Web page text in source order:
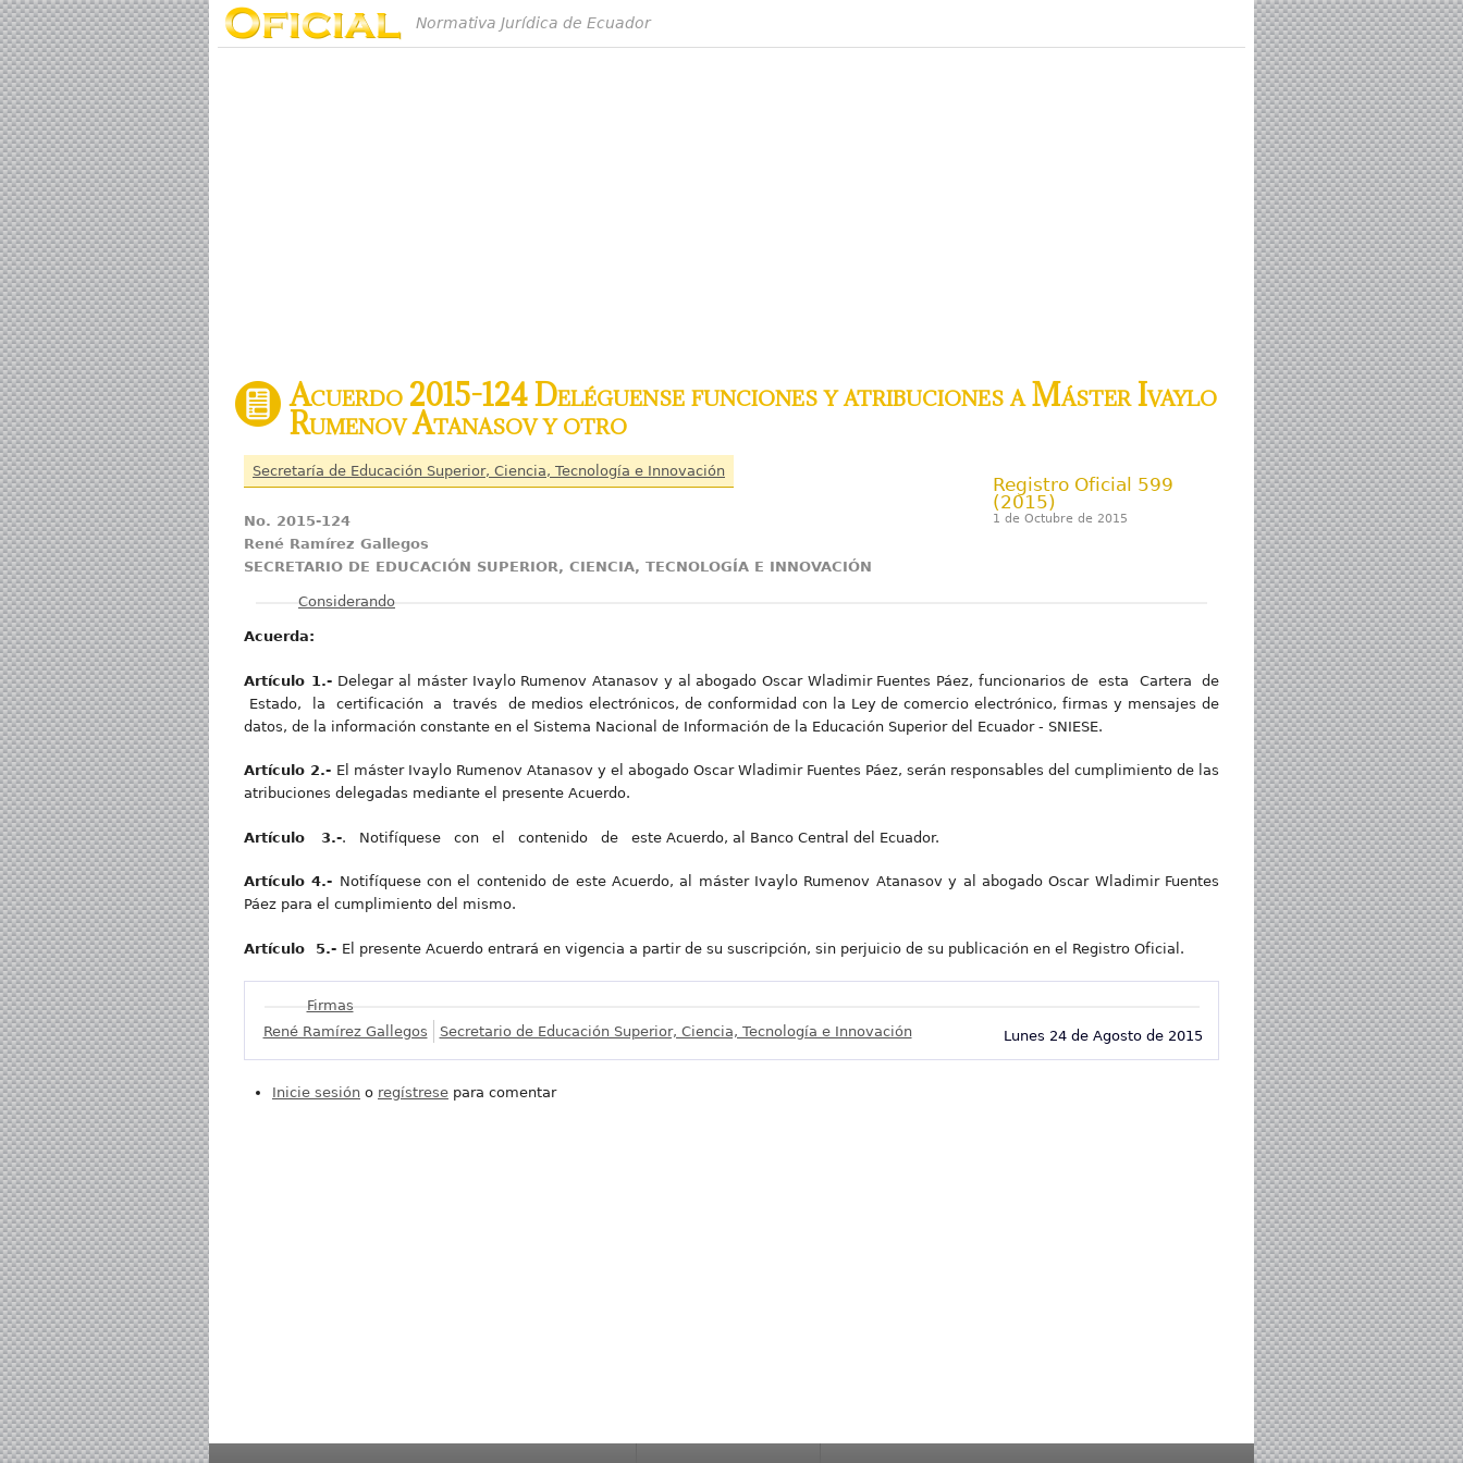
Normativa Jurídica de Ecuador
Acuerdo 2015-124 Deléguense funciones y atribuciones a Máster Ivaylo
Rumenov Atanasov y otro
Secretaría de Educación Superior, Ciencia, Tecnología e Innovación
Registro Oficial 599
(2015)
1 de Octubre de 2015
No. 2015-124
René Ramírez Gallegos
SECRETARIO DE EDUCACIÓN SUPERIOR, CIENCIA, TECNOLOGÍA E INNOVACIÓN
Mostrar
Considerando
Acuerd a:
Artículo 1.- Delegar al máster Ivaylo Rumenov Atanasov y al abogado Oscar Wladimir Fuentes Páez, funcionarios de esta Cartera de
Estado, la certificación a través de medios electrónicos, de conformidad con la Ley de comercio electrónico, firmas y mensajes de
datos, de la información constante en el Sistema Nacional de Información de la Educación Superior del Ecuador - SNIESE.
Artículo 2.- El máster Ivaylo Rumenov Atanasov y el abogado Oscar Wladimir Fuentes Páez, serán responsables del cumplimiento de las
atribuciones delegadas mediante el presente Acuerdo.
Artículo 3.-. Notifíquese con el contenido de este Acuerdo, al Banco Central del Ecuador.
Artículo 4.- Notifíquese con el contenido de este Acuerdo, al máster Ivaylo Rumenov Atanasov y al abogado Oscar Wladimir Fuentes
Páez para el cumplimiento del mismo.
Artículo 5.- El presente Acuerdo entrará en vigencia a partir de su suscripción, sin perjuicio de su publicación en el Registro Oficial.
Mostrar
Firmas
Lunes 24 de Agosto de 2015
René Ramírez Gallegos Secretario de Educación Superior, Ciencia, Tecnología e Innovación
Inicie sesión o regístrese para comentar